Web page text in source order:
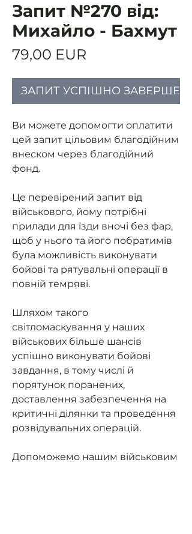
Запит №270 від:
Михайло - Бахмут
79,00 EUR
ЗАПИТ УСПІШНО
Ви можете допомогти оплатити
цей запит цільовим благодійним
внеском через благодійний
фонд.
Це перевірений запит від
військового, йому потрібні
прилади для їзди вночі без фар,
щоб у нього та його побратимів
була можливість виконувати
бойові та рятувальні операції в
повній темряві.
Шляхом такого
світломаскування у наших
військових більше шансів
успішно виконувати бойові
завдання, в тому числі й
порятунок поранених,
доставлення забезпечення на
критичні ділянки та проведення
розвідувальних операцій.
Допоможемо нашим військовим